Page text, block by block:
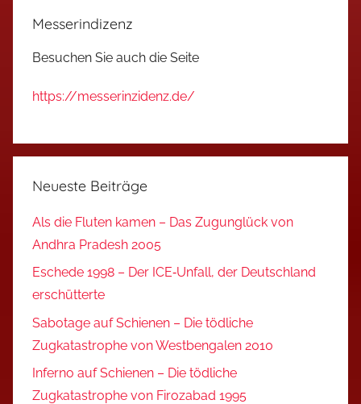
Messerindizenz
Besuchen Sie auch die Seite
https://messerinzidenz.de/
Neueste Beiträge
Als die Fluten kamen – Das Zugunglück von
Andhra Pradesh 2005
Eschede 1998 – Der ICE‑Unfall, der Deutschland
erschütterte
Sabotage auf Schienen – Die tödliche
Zugkatastrophe von Westbengalen 2010
Inferno auf Schienen – Die tödliche
Zugkatastrophe von Firozabad 1995